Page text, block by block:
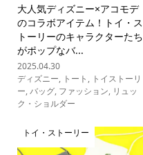
大人気ディズニー×アコモデ
のコラボアイテム！トイ・ス
トーリーのキャラクターたち
がポップなバ...
2025.04.30
ディズニー, トート , トイストーリ
ー,バッグ, ファッション, リュッ
ク・ショルダー
トイ・ストーリー